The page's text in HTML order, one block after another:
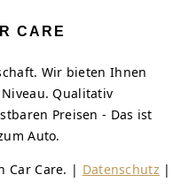
CARE
Wir bieten Ihnen
Qualitativ
Preisen - Das ist
Auto.
Car Care. | Datenschutz |